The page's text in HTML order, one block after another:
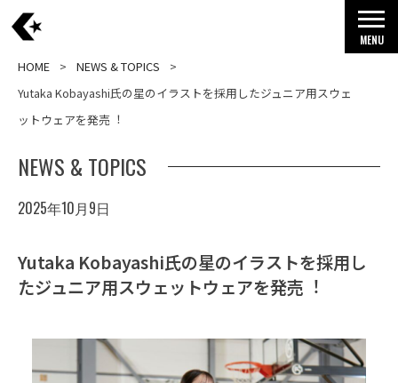
MENU
HOME
NEWS & TOPICS
Yutaka Kobayashi氏の星のイラストを採用したジュニア用スウェ
ットウェアを発売︕
NEWS & TOPICS
2025年10月9日
Yutaka Kobayashi氏の星のイラストを採用し
たジュニア用スウェットウェアを発売︕